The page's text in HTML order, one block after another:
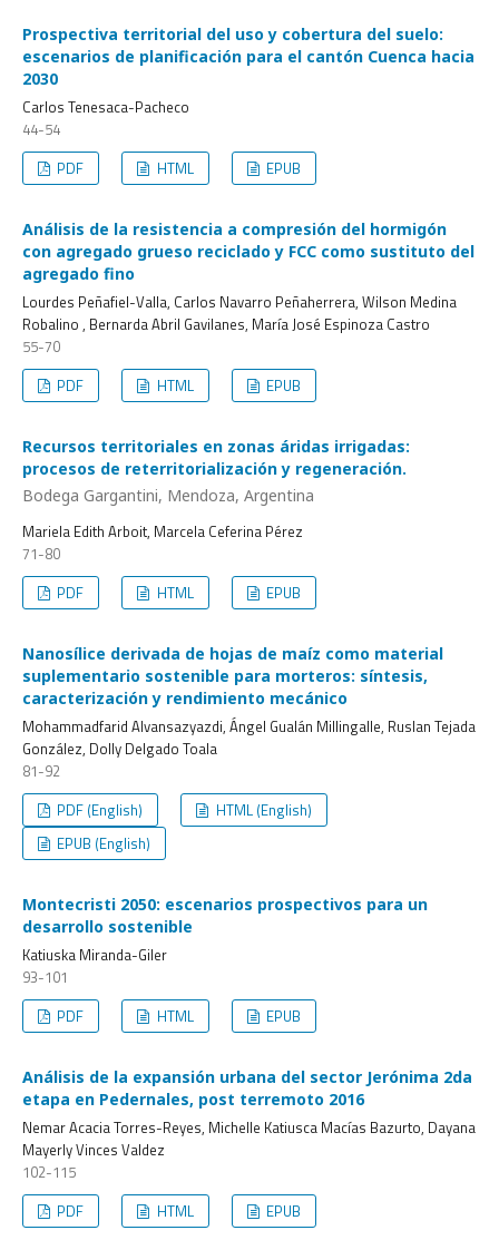
Prospectiva territorial del uso y cobertura del suelo:
escenarios de planificación para el cantón Cuenca hacia
2030
Carlos Tenesaca-Pacheco
44-54
PDF
HTML EPUB
Análisis de la resistencia a compresión del hormigón
con agregado grueso reciclado y FCC como sustituto del
agregado fino
Lourdes Peñafiel-Valla, Carlos Navarro Peñaherrera, Wilson Medina
Robalino , Bernarda Abril Gavilanes, María José Espinoza Castro
55-70
PDF
HTML EPUB
Recursos territoriales en zonas áridas irrigadas:
procesos de reterritorialización y regeneración.
Bodega Gargantini, Mendoza, Argentina
Mariela Edith Arboit, Marcela Ceferina Pérez
71-80
PDF
HTML EPUB
Nanosílice derivada de hojas de maíz como material
suplementario sostenible para morteros: síntesis,
caracterización y rendimiento mecánico
Mohammadfarid Alvansazyazdi, Ángel Gualán Millingalle, Ruslan Tejada
González, Dolly Delgado Toala
81-92
PDF (English)
HTML (English)
EPUB (English)
Montecristi 2050: escenarios prospectivos para un
desarrollo sostenible
Katiuska Miranda-Giler
93-101
PDF
HTML EPUB
Análisis de la expansión urbana del sector Jerónima 2da
etapa en Pedernales, post terremoto 2016
Nemar Acacia Torres-Reyes, Michelle Katiusca Macías Bazurto, Dayana
Mayerly Vinces Valdez
102-115
PDF
HTML EPUB